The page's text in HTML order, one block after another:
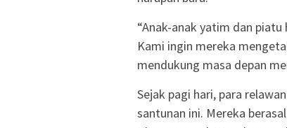
“Anak-anak yatim dan
Kami ingin mereka
mendukung masa depan
Sejak pagi hari, para
santunan ini. Mereka